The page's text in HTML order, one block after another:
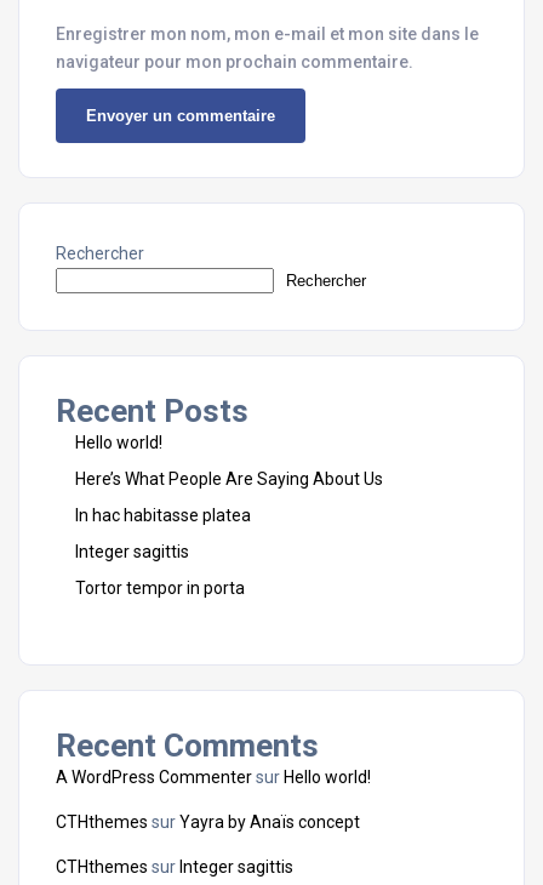
Enregistrer mon nom, mon e-mail et mon site dans le
navigateur pour mon prochain commentaire.
Rechercher
Rechercher
Recent Posts
Hello world!
Here’s What People Are Saying About Us
In hac habitasse platea
Integer sagittis
Tortor tempor in porta
Recent Comments
A WordPress Commentersur Hello world!
CTHthemes surYayra by Anaïs concept
CTHthemes sur Integer sagittis